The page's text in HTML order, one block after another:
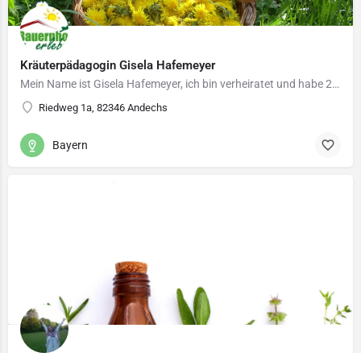
Kräuterpädagogin Gisela Hafemeyer
Mein Name ist Gisela Hafemeyer, ich bin verheiratet und habe 2 erwachsene Kinder. Im Nebenerwerb…
Riedweg 1a, 82346 Andechs
Bayern